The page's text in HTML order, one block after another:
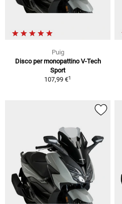
Puig
Disco per monopattino V-Tech
Sport
107,99 €1